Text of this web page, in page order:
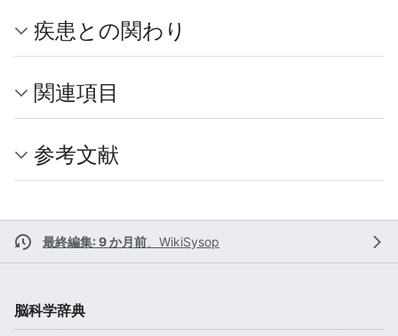
疾患との関わり
関連項目
参考文献
最終編集: 9 か月前 WikiSysop
脳科学辞典